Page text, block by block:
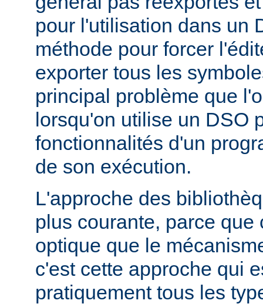
pour l'utilisation dans un
méthode pour forcer
exporter tous les
principal problème que
lorsqu'on utilise un DSO
fonctionnalités d'un
de son exécution.
L'approche des
plus courante, parce que
optique que le
c'est cette approche qui
pratiquement tous les